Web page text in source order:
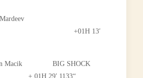
Mardeev
+01H 13′
Macik BIG SHOCK
01H 29′ 1133“